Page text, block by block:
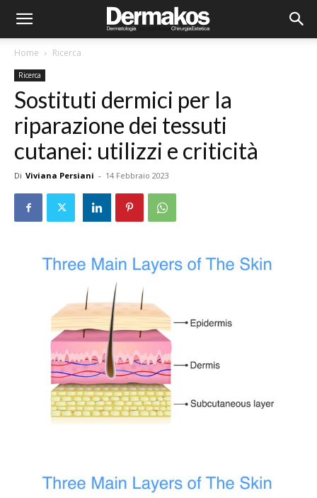
Home Ricerca
Ricerca
Sostituti dermici per la
riparazione dei tessuti
cutanei: utilizzi e criticità
Di Viviana Persiani - 14 Febbraio 2023